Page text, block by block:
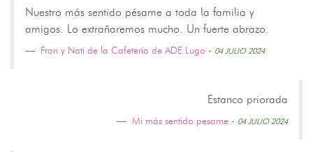
Nuestro más sentido pésame a toda la familia y
amigos. Lo extrañaremos mucho. Un fuerte abrazo.
Fran y Nati de la Cafetería de ADE Lugo - 04 JULIO 2024
Estanco priorada
Mi más sentido pesame - 04 JULIO 2024